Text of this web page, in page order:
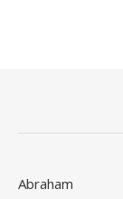
Abraham